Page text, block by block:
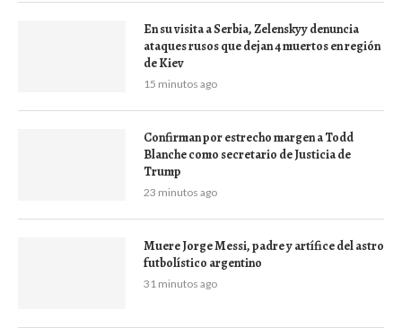
En su visita a Serbia, Zelenskyy denuncia
ataques rusos que dejan 4 muertos en región
de Kiev
15 minutos ago
Confirman por estrecho margen a Todd
Blanche como secretario de Justicia de
Trump
23 minutos ago
Muere Jorge Messi, padre y artífice del astro
futbolístico argentino
31 minutos ago